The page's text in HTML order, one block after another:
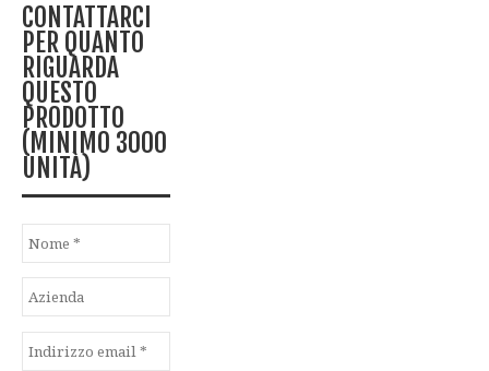
CONTATTARCI
PER QUANTO
RIGUARDA
QUESTO
PRODOTTO
(MINIMO 3000
UNITÀ)